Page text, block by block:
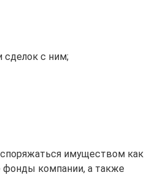
с ним;
имуществом как
фонды компании, а также